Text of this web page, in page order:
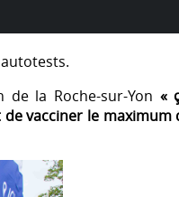
la Roche-sur-Yon «
vacciner le maximum